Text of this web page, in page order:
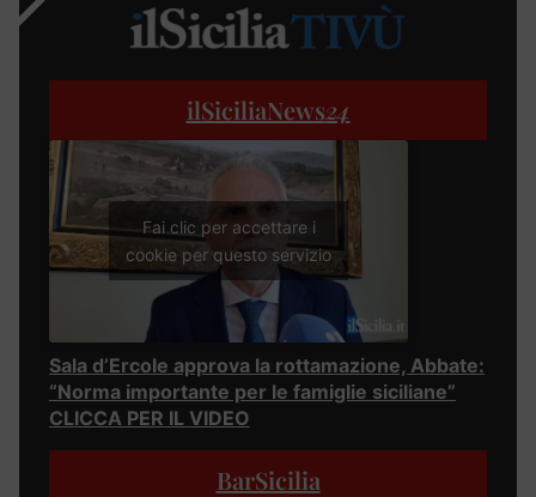
ilSiciliaNews24
Fai clic per accettare i
cookie per questo servizio
Sala d’Ercole approva la rottamazione, Abbate:
“Norma importante per le famiglie siciliane”
CLICCA PER IL VIDEO
BarSicilia